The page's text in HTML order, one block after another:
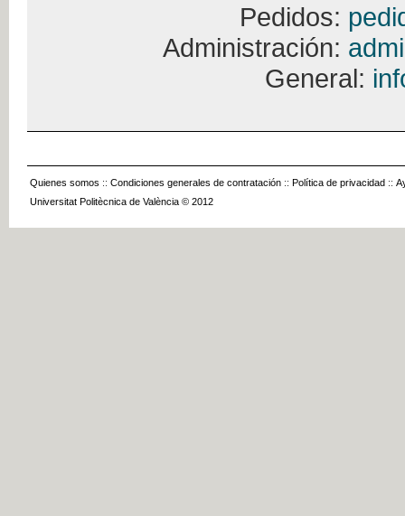
Pedidos:
Administración:
General:
Quienes somos :: Condiciones generales de contratación :: Política de privacidad ::
Universitat Politècnica de València © 2012